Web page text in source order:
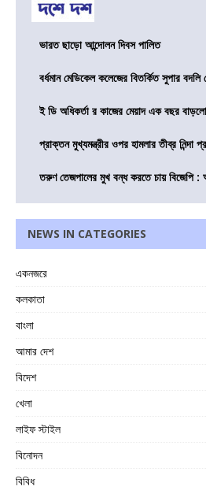
ভারত ছাড়ো আন্দোলন দিবস পালিত
বর্ধমান মেডিকেল কলেজের বিতর্কিত সুপার বদলি
ই ডি অধিকর্তা র কাজের মেয়াদ এক বছর বাড়লো
প্রাক্তন মুখ্যমন্ত্রীর ওপর হামলার তীব্র নিন্দা
তরুণ তেজপালের মুখ বন্ধ করতে চায় বিজেপি :
NEWS IN CATEGORIES
একনজরে
কলকাতা
বাংলা
আমার দেশ
বিদেশ
খেলা
লাইফ স্টাইল
বিনোদন
বিবিধ